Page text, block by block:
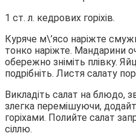
1 ст. л. кедрових горіхів.
Куряче м\’ясо наріжте
тонко наріжте. Мандарини
обережно зніміть плівку.
подрібніть. Листя салату
Викладіть салат на блюдо,
злегка перемішуючи,
горіхами. Полийте салат
сіллю.